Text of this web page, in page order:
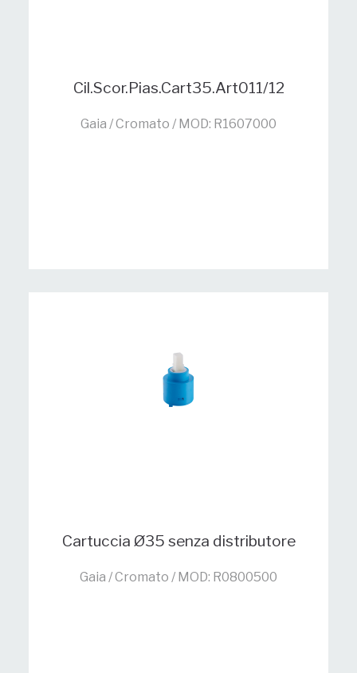
Cil.Scor.Pias.Cart35.Art011/12
Gaia / Cromato / MOD: R1607000
Cartuccia Ø35 senza distributore
Gaia / Cromato / MOD: R0800500